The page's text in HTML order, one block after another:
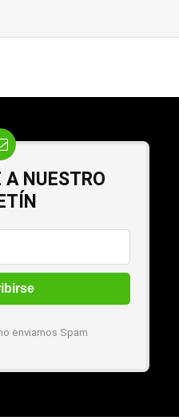
A NUESTRO
enviamos Spam